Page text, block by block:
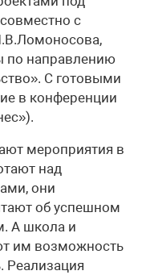
с
по направлению
С готовыми
в конференции
мероприятия в
над
они
об успешном
А школа и
им возможность
Реализация